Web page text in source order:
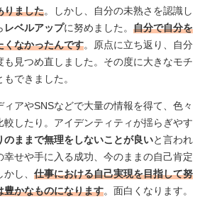
りました。しかし、自分の未熟さを認識し
レベルアップに努めました。 自分で自分を
くなかったんです。原点に立ち返り、自分
見つめ直しました。その度に大きなモチ
できました。
アやSNSなどで大量の情報を得て、色々
較したり。アイデンティティが揺らぎやす
のままで無理をしないことが良いと言われ
せや手に入る成功、今のままの自己肯定
し、 仕事における自己実現を目指して努
豊かなものになります。面白くなります。